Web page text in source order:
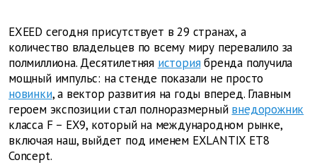
EXEED сегодня присутствует в 29 странах, а
количество владельцев по всему миру перевалило за
полмиллиона. Десятилетняя историябренда получила
мощный импульс: на стенде показали не просто
новинки, а вектор развития на годы вперед. Главным
героем экспозиции стал полноразмерный внедорожник
класса F – EX9, который на международном рынке,
включая наш, выйдет под именем EXLANTIX ET8
Concept.